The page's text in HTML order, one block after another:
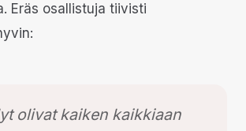
Eräs osallistuja tiivisti
olivat kaiken kaikkiaan